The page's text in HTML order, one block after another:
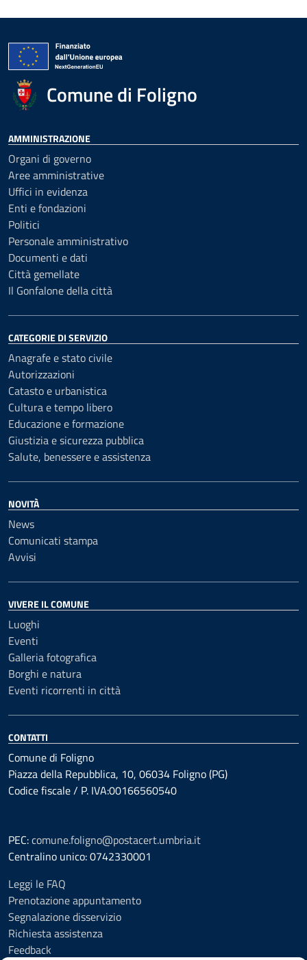
Comune di Foligno
AMMINISTRAZIONE
Organi di governo
Aree amministrative
Uffici in evidenza
Enti e fondazioni
Politici
Personale amministrativo
Documenti e dati
Città gemellate
Il Gonfalone della città
CATEGORIE DI SERVIZIO
Anagrafe e stato civile
Autorizzazioni
Catasto e urbanistica
Cultura e tempo libero
Educazione e formazione
Giustizia e sicurezza pubblica
Salute, benessere e assistenza
NOVITÀ
News
Comunicati stampa
Avvisi
VIVERE IL COMUNE
Luoghi
Eventi
Galleria fotografica
Borghi e natura
Eventi ricorrenti in città
CONTATTI
Comune di Foligno
Piazza della Repubblica, 10, 06034 Foligno (PG)
Codice fiscale / P. IVA:00166560540
PEC:comune.foligno@postacert.umbria.it
Centralino unico: 0742330001
Leggi le FAQ
Prenotazione appuntamento
Segnalazione disservizio
Richiesta assistenza
Feedback